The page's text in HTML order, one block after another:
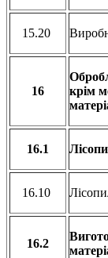
15.20
16
крім
16.1
16.10
16.2